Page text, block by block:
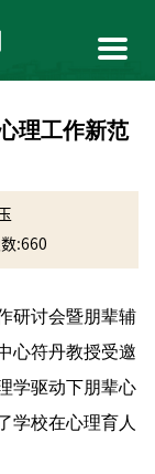
理工作新范
:660
研讨会暨朋辈辅
心符丹教授受邀
学驱动下朋辈心
学校在心理育人